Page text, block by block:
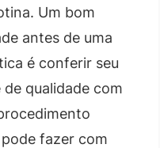
Um bom
antes de uma
é conferir seu
qualidade com
fazer com